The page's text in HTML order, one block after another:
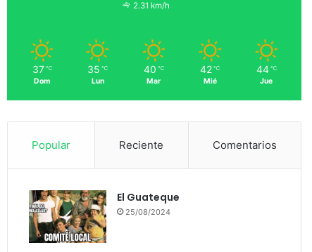
2.31 km/h
37 ℃
Dom
35 ℃
Lun
40 ℃
Mar
42 ℃
Mié
44 ℃
Jue
Popular Reciente Comentarios
El Guateque
25/08/2024